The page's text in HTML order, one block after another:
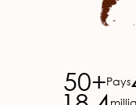
50+Pays